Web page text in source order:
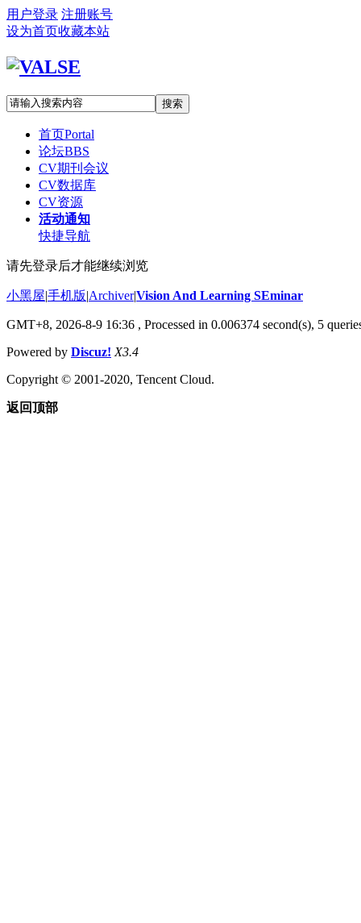
用户登录 注册账号
设为首页收藏本站
搜索
首页Portal
论坛BBS
CV期刊会议
CV数据库
CV资源
活动通知
快捷导航
请先登录后才能继续浏览
小黑屋|手机版|Archiver|Vision And Learning SEminar
GMT+8, 2026-8-9 16:36 , Processed in 0.006374 second(s), 5
Powered by Discuz! X3.4
Copyright © 2001-2020, Tencent Cloud.
返回顶部